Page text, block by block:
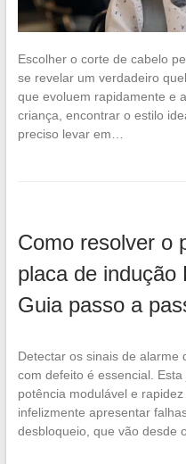
Escolher o corte de cabelo
se revelar um verdadeiro
que evoluem rapidamente e
criança, encontrar o estilo
preciso levar em…
Como resolver o
placa de indução
Guia passo a
Detectar os sinais de alarme
com defeito é essencial.
potência modulável e
infelizmente apresentar
desbloqueio, que vão desde